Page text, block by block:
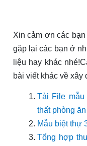
Xin cảm ơn các
gặp lại các bạn ở
liệu hay khác
bài viết khác về xây
Tải File mẫu
thất phòng ăn
Mẫu biệt thự
Tổng hợp